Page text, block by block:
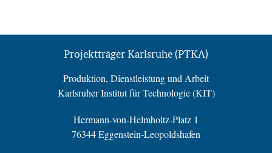
Projektträger Karlsruhe (PTKA)
Produktion, Dienstleistung und Arbeit
Karlsruher Institut für Technologie (KIT)
Hermann-von-Helmholtz-Platz 1
76344 Eggenstein-Leopoldshafen